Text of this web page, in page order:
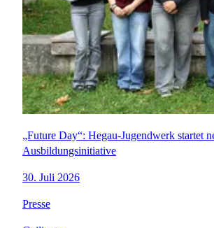
„Future Day“: Hegau-Jugendwerk startet
Ausbildungsinitiative
30. Juli 2026
Presse